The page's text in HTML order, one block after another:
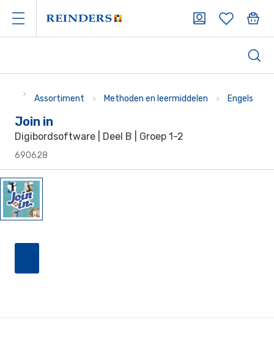
Assortiment Methoden en leermiddelen Engels
Join in
Digibordsoftware | Deel B | Groep 1-2
690628